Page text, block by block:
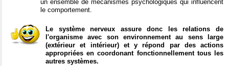
un ensemble de mécanismes psychologiques qui influencent
le comportement.
Le système nerveux assure donc les relations de
l'organisme avec son environnement au sens large
(extérieur et intérieur) et y répond par des actions
appropriées en coordonant fonctionnellement tous les
autres systèmes.